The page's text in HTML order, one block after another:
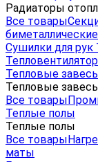
Радиаторы
Все товары
биметаллические
Сушилки для рук
Тепловые
Тепловые
Все товары
Теплые полы
Теплые полы
Все товары
маты